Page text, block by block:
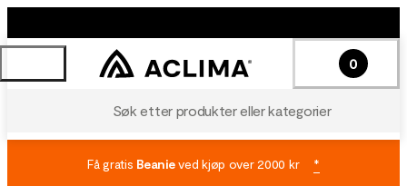
Søk etter produkter eller kategorier
0
Få gratis Beanieved kjøp over 2000 kr *